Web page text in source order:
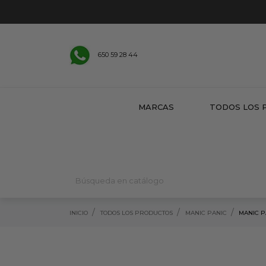
650 59 28 44
MARCAS TODOS LOS
INICIO TODOS LOS PRODUCTOS MANIC PANIC MANIC